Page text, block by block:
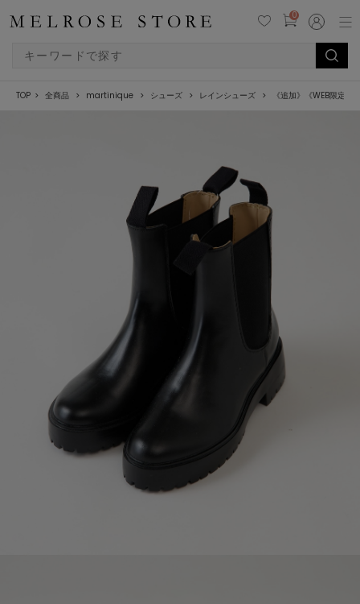
0
TOP 全商品 martinique シューズ レインシューズ 《追加》《WEB限定